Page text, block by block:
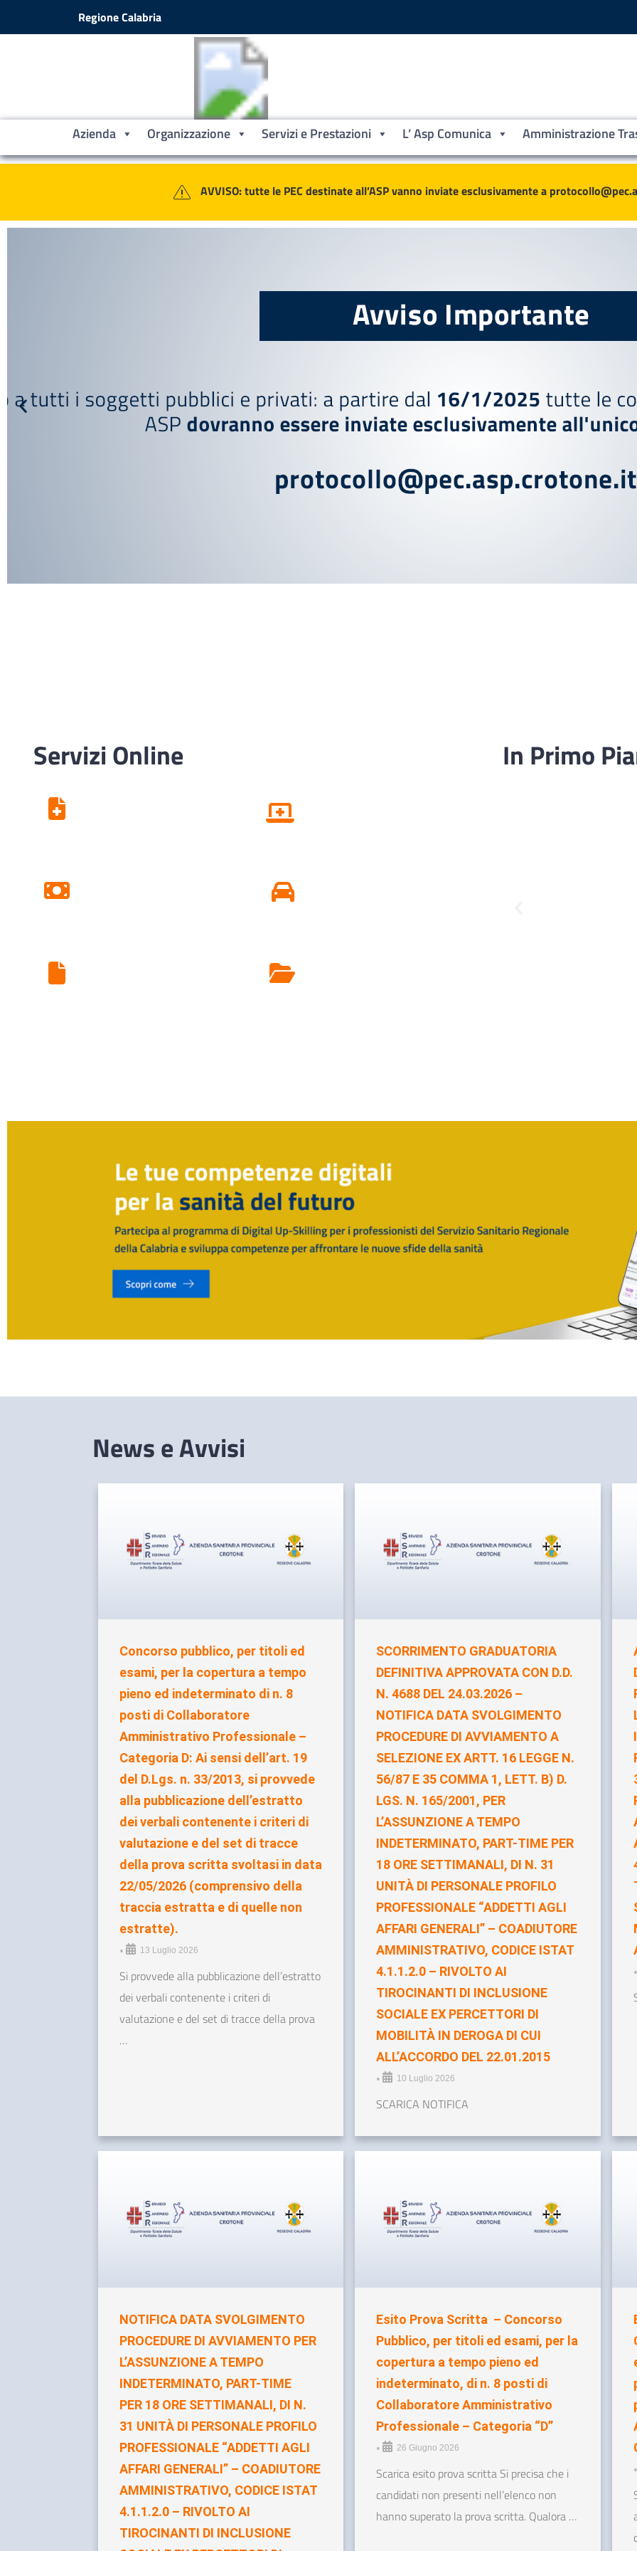
Vai ai contenutiRegione Calabria
Azienda Organizzazione Servizi e Prestazioni L’ Asp Comunica Amministrazione
Azienda Sanitaria Provinciale Crotone
Contenuti in evidenzaAVVISO: tutte le PEC destinate all’ASP vanno inviate esclusivamente a
Servizi Online In Primo
News e Avvisi
Concorso pubblico, per titoli ed
esami, per la copertura a tempo
pieno ed indeterminato di n. 8
posti di Collaboratore
Amministrativo Professionale –
Categoria D: Ai sensi dell’art. 19
del D.Lgs. n. 33/2013, si provvede
alla pubblicazione dell’estratto
dei verbali contenente i criteri di
valutazione e del set di tracce
della prova scritta svoltasi in data
22/05/2026 (comprensivo della
traccia estratta e di quelle non
estratte).
• 13 Luglio 2026
Si provvede alla pubblicazione dell’estratto
dei verbali contenente i criteri di
valutazione e del set di tracce della prova
…
SCORRIMENTO GRADUATORIA
DEFINITIVA APPROVATA CON D.D.
N. 4688 DEL 24.03.2026 –
NOTIFICA DATA SVOLGIMENTO
PROCEDURE DI AVVIAMENTO A
SELEZIONE EX ARTT. 16 LEGGE N.
56/87 E 35 COMMA 1, LETT. B) D.
LGS. N. 165/2001, PER
L’ASSUNZIONE A TEMPO
INDETERMINATO, PART-TIME PER
18 ORE SETTIMANALI, DI N. 31
UNITÀ DI PERSONALE PROFILO
PROFESSIONALE “ADDETTI AGLI
AFFARI GENERALI” – COADIUTORE
AMMINISTRATIVO, CODICE ISTAT
4.1.1.2.0 – RIVOLTO AI
TIROCINANTI DI INCLUSIONE
SOCIALE EX PERCETTORI DI
MOBILITÀ IN DEROGA DI CUI
ALL’ACCORDO DEL 22.01.2015
• 10 Luglio 2026
SCARICA NOTIFICA
•
NOTIFICA DATA SVOLGIMENTO
PROCEDURE DI AVVIAMENTO PER
L’ASSUNZIONE A TEMPO
INDETERMINATO, PART-TIME
PER 18 ORE SETTIMANALI, DI N.
31 UNITÀ DI PERSONALE PROFILO
PROFESSIONALE “ADDETTI AGLI
AFFARI GENERALI” – COADIUTORE
AMMINISTRATIVO, CODICE ISTAT
4.1.1.2.0 – RIVOLTO AI
TIROCINANTI DI INCLUSIONE
Esito Prova Scritta – Concorso
Pubblico, per titoli ed esami, per la
copertura a tempo pieno ed
indeterminato, di n. 8 posti di
Collaboratore Amministrativo
Professionale – Categoria “D”
• 26 Giugno 2026
Scarica esito prova scritta Si precisa che i
candidati non presenti nell’elenco non
hanno superato la prova scritta. Qualora …
•